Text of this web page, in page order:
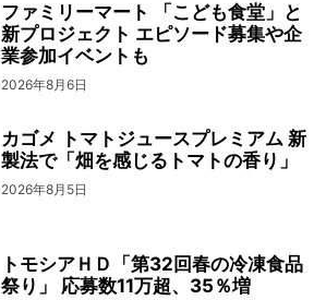
ファミリーマート 「こども食堂」と
新プロジェクト エピソード募集や企
業参加イベントも
2026年8月6日
カゴメ トマトジュースプレミアム 新
製法で「畑を感じるトマトの香り」
2026年8月5日
トモシアＨＤ「第32回春の冷凍食品
祭り」 応募数11万超、35％増